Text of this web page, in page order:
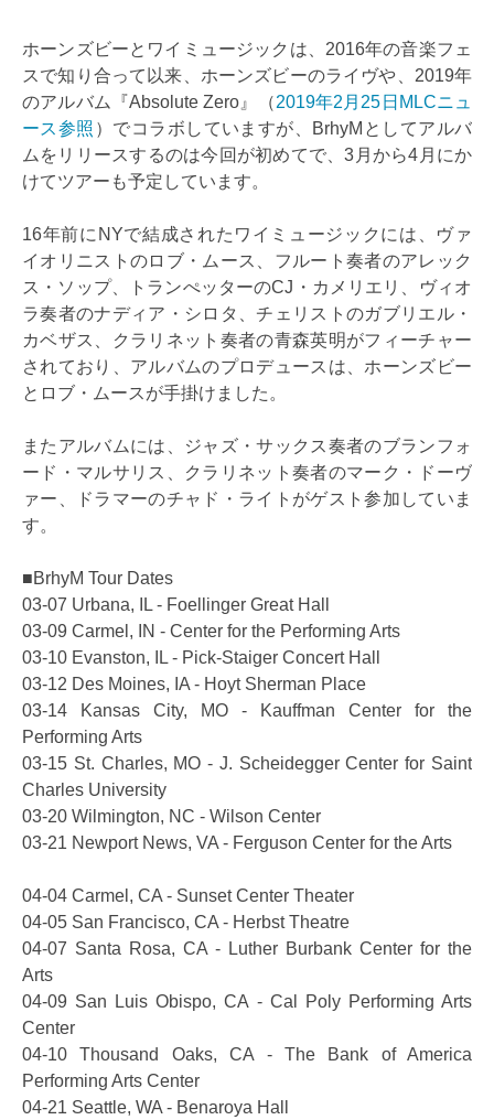
ホーンズビーとワイミュージックは、2016年の音楽フェ
スで知り合って以来、ホーンズビーのライヴや、2019年
のアルバム『Absolute Zero』（2019年2月25日MLCニュ
ース参照 ）でコラボしていますが、BrhyMとしてアルバ
ムをリリースするのは今回が初めてで、3月から4月にか
けてツアーも予定しています。
16年前にNYで結成されたワイミュージックには、ヴァ
イオリニストのロブ・ムース、フルート奏者のアレック
ス・ソップ、トランぺッターのCJ・カメリエリ、ヴィオ
ラ奏者のナディア・シロタ、チェリストのガブリエル・
カベザス、クラリネット奏者の青森英明がフィーチャー
されており、アルバムのプロデュースは、ホーンズビー
とロブ・ムースが手掛けました。
またアルバムには、ジャズ・サックス奏者のブランフォ
ード・マルサリス、クラリネット奏者のマーク・ドーヴ
ァー、ドラマーのチャド・ライトがゲスト参加していま
す。
■BrhyM Tour Dates
03-07 Urbana, IL - Foellinger Great Hall
03-09 Carmel, IN - Center for the Performing Arts
03-10 Evanston, IL - Pick-Staiger Concert Hall
03-12 Des Moines, IA - Hoyt Sherman Place
03-14 Kansas City, MO - Kauffman Center for the
Performing Arts
03-15 St. Charles, MO - J. Scheidegger Center for Saint
Charles University
03-20 Wilmington, NC - Wilson Center
03-21 Newport News, VA - Ferguson Center for the Arts
04-04 Carmel, CA - Sunset Center Theater
04-05 San Francisco, CA - Herbst Theatre
04-07 Santa Rosa, CA - Luther Burbank Center for the
Arts
04-09 San Luis Obispo, CA - Cal Poly Performing Arts
Center
04-10 Thousand Oaks, CA - The Bank of America
Performing Arts Center
04-21 Seattle, WA - Benaroya Hall